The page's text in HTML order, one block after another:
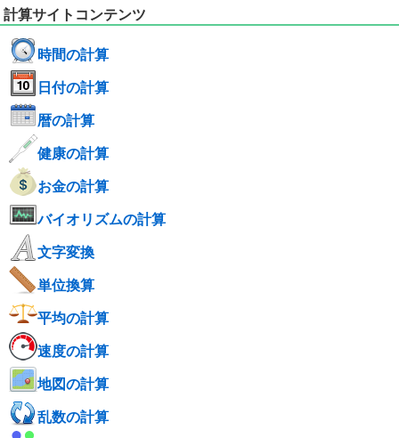
計算サイトコンテンツ
時間の計算
日付の計算
暦の計算
健康の計算
お金の計算
バイオリズムの計算
文字変換
単位換算
平均の計算
速度の計算
地図の計算
乱数の計算